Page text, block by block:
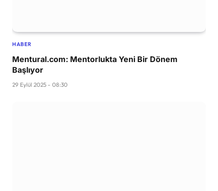
HABER
Mentural.com: Mentorlukta Yeni Bir Dönem
Başlıyor
29 Eylül 2025 - 08:30